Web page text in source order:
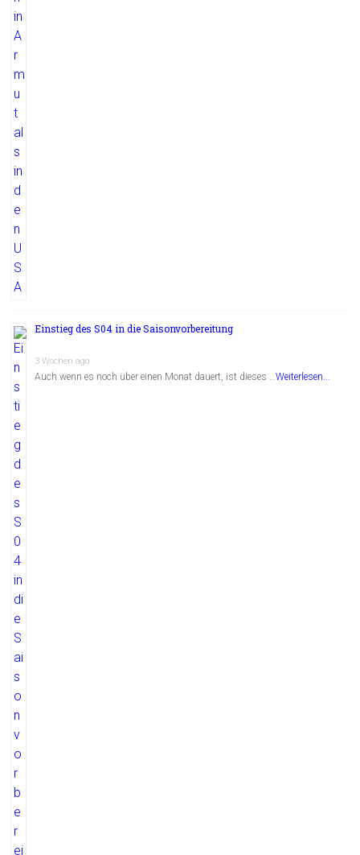
Einstieg des S04 in die Saisonvorbereitung
3 Wochen ago
Auch wenn es noch über einen Monat dauert, ist dieses …Weiterlesen...